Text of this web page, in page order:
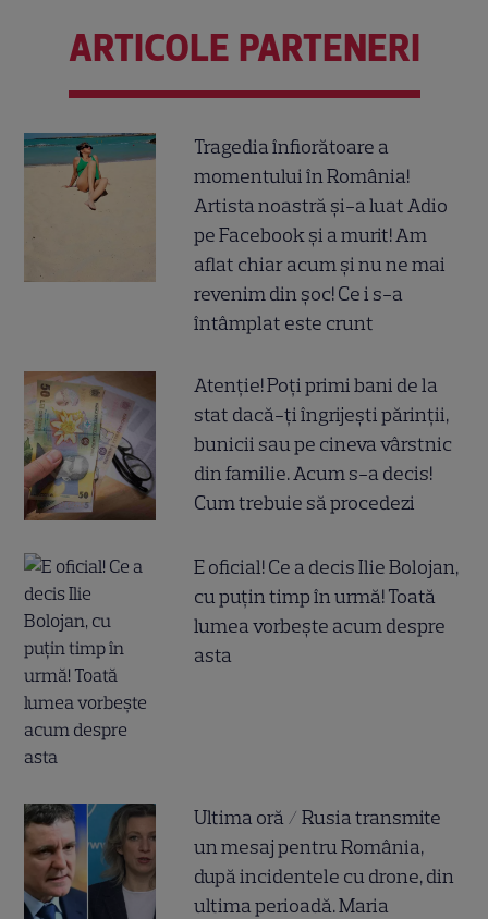
ARTICOLE PARTENERI
Tragedia înfiorătoare a
momentului în România!
Artista noastră și-a luat Adio
pe Facebook și a murit! Am
aflat chiar acum și nu ne mai
revenim din șoc! Ce i s-a
întâmplat este crunt
Atenție! Poți primi bani de la
stat dacă-ți îngrijești părinții,
bunicii sau pe cineva vârstnic
din familie. Acum s-a decis!
Cum trebuie să procedezi
E oficial! Ce a decis Ilie Bolojan,
cu puțin timp în urmă! Toată
lumea vorbește acum despre
asta
Ultima oră / Rusia transmite
un mesaj pentru România,
după incidentele cu drone, din
ultima perioadă. Maria